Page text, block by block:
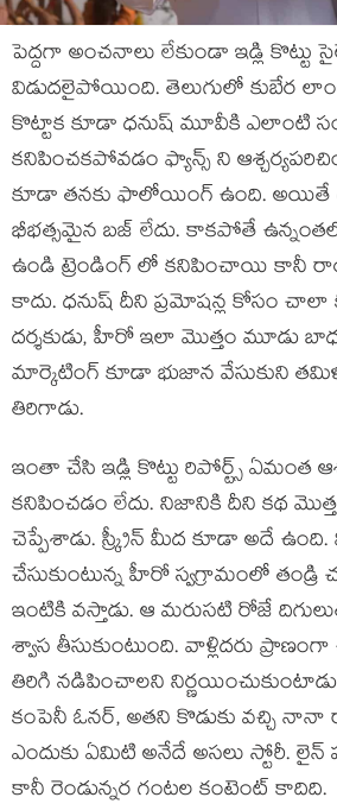
పెద్దగా అంచనాలు లేకుండా ఇడ్లి కొట్టు
విడుదలైపోయింది. తెలుగులో కుబేర
కొట్టాక కూడా ధనుష్ మూవీకి ఎలాంటి
కనిపించకపోవడం ఫ్యాన్స్ ని
కూడా తనకు ఫాలోయింగ్ ఉంది. అయితే
భీభత్సమైన బజ్ లేదు. కాకపోతే
ఉండి ట్రెండింగ్ లో కనిపించాయి కానీ
కాదు. ధనుష్ దీని ప్రమోషన్ల కోసం చాలా
దర్శకుడు, హీరో ఇలా మొత్తం మూడు
మార్కెటింగ్ కూడా భుజాన వేసుకుని
తిరిగాడు.
ఇంతా చేసి ఇడ్లి కొట్టు రిపోర్ట్స్ ఏమంత
కనిపించడం లేదు. నిజానికి దీని కథ
చెప్పేశాడు. స్క్రీన్ మీద కూడా అదే
చేసుకుంటున్న హీరో స్వగ్రామంలో
ఇంటికి వస్తాడు. ఆ మరుసటి రోజే
శ్వాస తీసుకుంటుంది. వాళ్లిదరు ప్రాణంగా
తిరిగి నడిపించాలని
కంపెనీ ఓనర్, అతని కొడుకు వచ్చి నానా
ఎందుకు ఏమిటి అనేదే అసలు స్టోరీ.
కానీ రెండున్నర గంటల కంటెంట్ కాదిది.